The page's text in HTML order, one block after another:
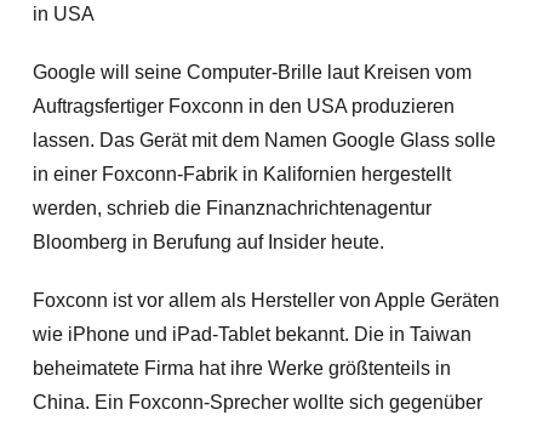
Google will seine Computer-Brille laut Kreisen vom
Auftragsfertiger Foxconn in den USA produzieren
lassen. Das Gerät mit dem Namen Google Glass solle
in einer Foxconn-Fabrik in Kalifornien hergestellt
werden, schrieb die Finanznachrichtenagentur
Bloomberg in Berufung auf Insider heute.
Foxconn ist vor allem als Hersteller von Apple Geräten
wie iPhone und iPad-Tablet bekannt. Die in Taiwan
beheimatete Firma hat ihre Werke größtenteils in
China. Ein Foxconn-Sprecher wollte sich gegenüber